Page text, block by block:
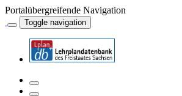
Portalübergreifende Navigation
Toggle navigation